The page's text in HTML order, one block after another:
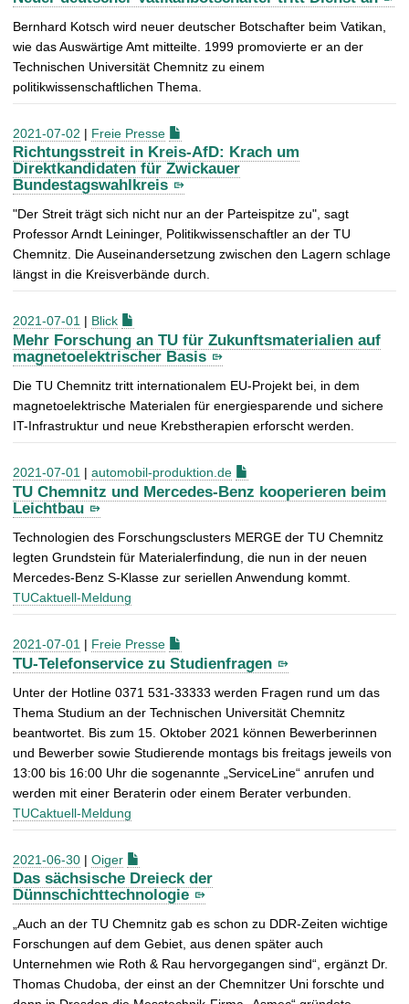
Bernhard Kotsch wird neuer deutscher Botschafter beim Vatikan,
wie das Auswärtige Amt mitteilte. 1999 promovierte er an der
Technischen Universität Chemnitz zu einem
politikwissenschaftlichen Thema.
2021-07-02 | Freie Presse
Richtungsstreit in Kreis-AfD: Krach um
Direktkandidaten für Zwickauer
Bundestagswahlkreis
"Der Streit trägt sich nicht nur an der Parteispitze zu", sagt
Professor Arndt Leininger, Politikwissenschaftler an der TU
Chemnitz. Die Auseinandersetzung zwischen den Lagern schlage
längst in die Kreisverbände durch.
2021-07-01 | Blick
Mehr Forschung an TU für Zukunftsmaterialien auf
magnetoelektrischer Basis
Die TU Chemnitz tritt internationalem EU-Projekt bei, in dem
magnetoelektrische Materialen für energiesparende und sichere
IT-Infrastruktur und neue Krebstherapien erforscht werden.
2021-07-01 | automobil-produktion.de
TU Chemnitz und Mercedes-Benz kooperieren beim
Leichtbau
Technologien des Forschungsclusters MERGE der TU Chemnitz
legten Grundstein für Materialerfindung, die nun in der neuen
Mercedes-Benz S-Klasse zur seriellen Anwendung kommt.
TUCaktuell-Meldung
2021-07-01 | Freie Presse
TU-Telefonservice zu Studienfragen
Unter der Hotline 0371 531-33333 werden Fragen rund um das
Thema Studium an der Technischen Universität Chemnitz
beantwortet. Bis zum 15. Oktober 2021 können Bewerberinnen
und Bewerber sowie Studierende montags bis freitags jeweils von
13:00 bis 16:00 Uhr die sogenannte „ServiceLine“ anrufen und
werden mit einer Beraterin oder einem Berater verbunden.
TUCaktuell-Meldung
2021-06-30 | Oiger
Das sächsische Dreieck der
Dünnschichttechnologie
„Auch an der TU Chemnitz gab es schon zu DDR-Zeiten wichtige
Forschungen auf dem Gebiet, aus denen später auch
Unternehmen wie Roth & Rau hervorgegangen sind“, ergänzt Dr.
Thomas Chudoba, der einst an der Chemnitzer Uni forschte und